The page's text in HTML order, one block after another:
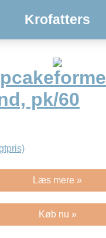
Krofatters
pk/60
Læs mere »
Køb nu »